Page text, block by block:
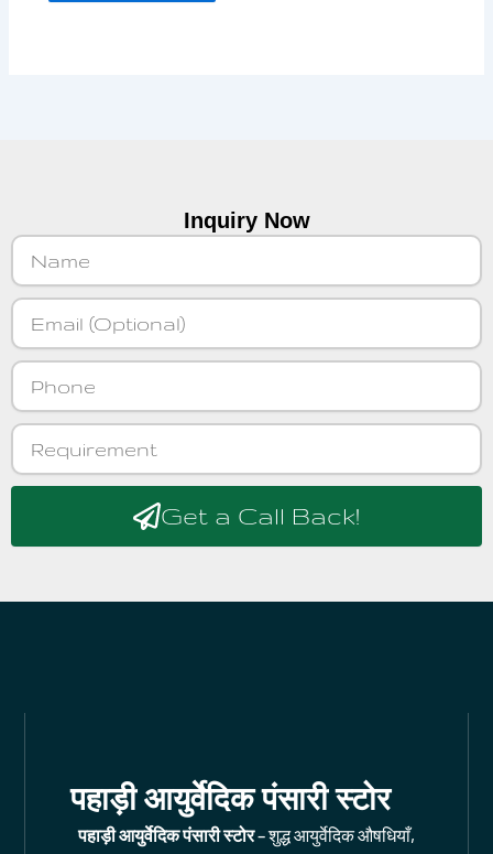
Inquiry Now
Name
Email
Phone
Requirement
Get a Call Back!
पहाड़ी आयुर्वेदिक पंसारी स्टोर
पहाड़ी आयुर्वेदिक पंसारी स्टोर– शुद्ध आयुर्वेदिक औषधियाँ,